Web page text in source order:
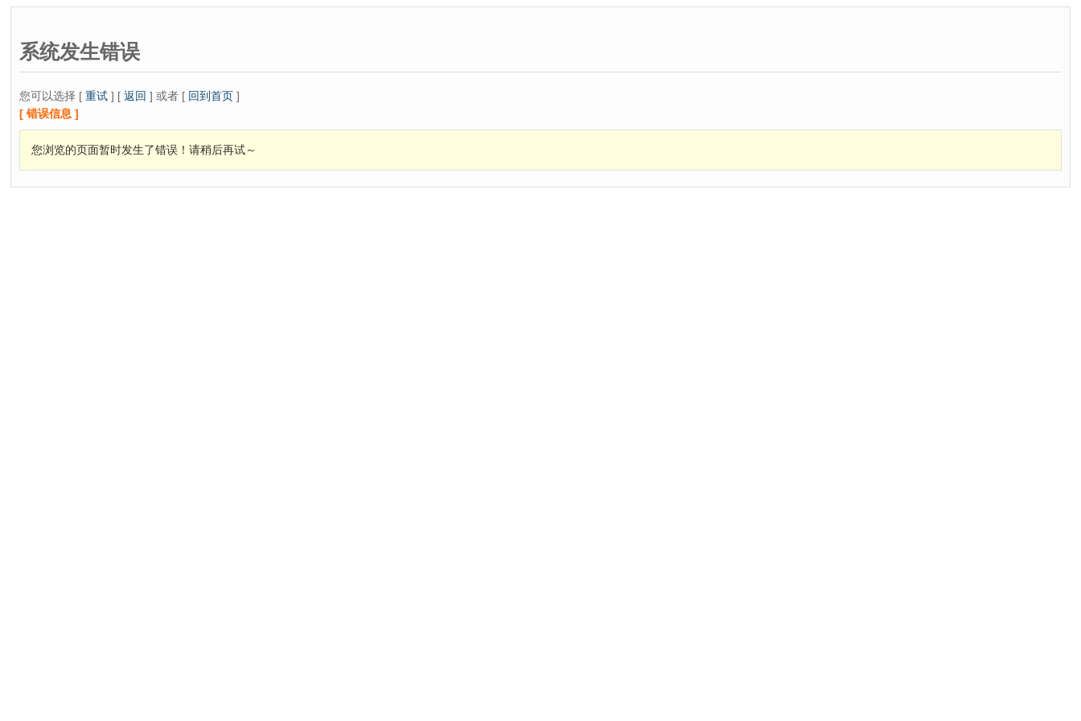
系统发生错误
您可以选择 [ 重试 ] [ 返回 ] 或者 [ 回到首页 ]
[ 错误信息 ]
您浏览的页面暂时发生了错误！请稍后再试～